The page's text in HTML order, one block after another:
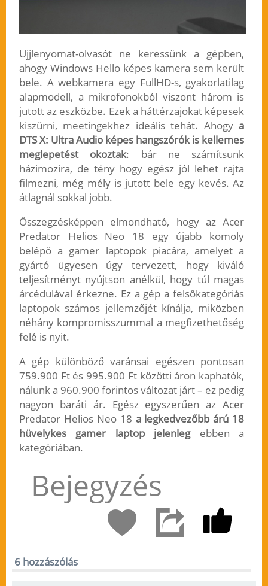
Ujjlenyomat-olvasót ne keressünk a gépben,
ahogy Windows Hello képes kamera sem került
bele. A webkamera egy FullHD-s, gyakorlatilag
alapmodell, a mikrofonokból viszont három is
jutott az eszközbe. Ezek a háttérzajokat képesek
kiszűrni, meetingekhez ideális tehát. Ahogya
DTS X: Ultra Audio képes hangszórók is kellemes
meglepetést okoztak: bár ne számítsunk
házimozira, de tény hogy egész jól lehet rajta
filmezni, még mély is jutott bele egy kevés. Az
átlagnál sokkal jobb.
Összegzésképpen elmondható, hogy az Acer
Predator Helios Neo 18 egy újabb komoly
belépő a gamer laptopok piacára, amelyet a
gyártó ügyesen úgy tervezett, hogy kiváló
teljesítményt nyújtson anélkül, hogy túl magas
árcédulával érkezne. Ez a gép a felsőkategóriás
laptopok számos jellemzőjét kínálja, miközben
néhány kompromisszummal a megfizethetőség
felé is nyit.
A gép különböző varánsai egészen pontosan
759.900 Ft és 995.900 Ft közötti áron kaphatók,
nálunk a 960.900 forintos változat járt – ez pedig
nagyon baráti ár. Egész egyszerűen az Acer
Predator Helios Neo 18 a legkedvezőbb árú 18
hüvelykes gamer laptop jelenlegebben a
kategóriában.
Bejegyzés
6 hozzászólás